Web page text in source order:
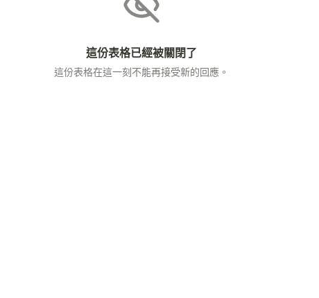
這份表格已經被關閉了
這份表格在這一刻不能再接受新的回應。